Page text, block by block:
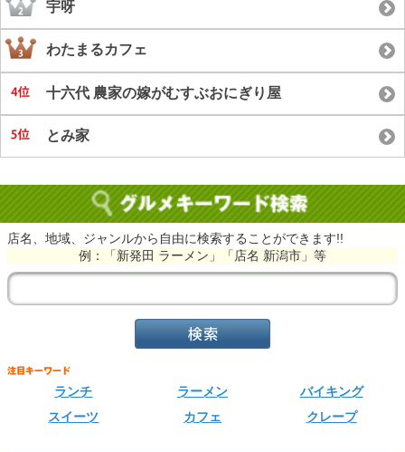
宇呀
わたまるカフェ
十六代 農家の嫁がむすぶおにぎり屋
とみ家
店名、地域、ジャンルから自由に検索することができます!!
例：「新発田 ラーメン」「店名 新潟市」等
ランチ ラーメン
バイキング
スイーツ
カフェ クレープ